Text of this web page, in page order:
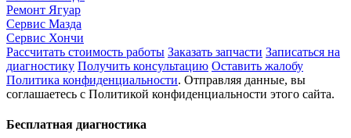
Ремонт Ягуар
Сервис Мазда
Сервис Хончи
Рассчитать стоимость работы Заказать запчасти Записаться на
диагностику Получить консультацию Оставить жалобу
Политика конфиденциальности. Отправляя данные, вы
соглашаетесь с Политикой конфиденциальности этого сайта.
Бесплатная диагностика